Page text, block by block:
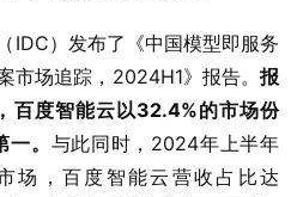
IDC）发布了《中国模型即服务
市场追踪，2024H1》报告。 报
百度智能云以32.4%的市场份
。 与此同时，2024年上半年
场，百度智能云营收占比达